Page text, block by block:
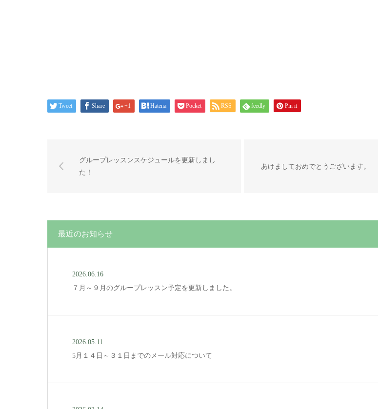
Tweet Share +1 Hatena Pocket RSS feedly Pin it
グループレッスンスケジュールを更新しまし
た！
あけましておめでとうございます。
最近のお知らせ
2026.06.16
７月～９月のグループレッスン予定を更新しました。
2026.05.11
5月１４日～３１日までのメール対応について